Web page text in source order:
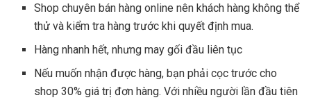
Shop chuyên bán hàng online nên khách hàng không thể
thử và kiểm tra hàng trước khi quyết định mua.
Hàng nhanh hết, nhưng may gối đầu liên tục
Nếu muốn nhận được hàng, bạn phải cọc trước cho
shop 30% giá trị đơn hàng. Với nhiều người lần đầu tiên